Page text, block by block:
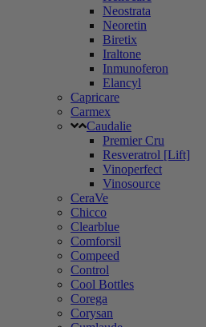
Neostrata
Neoretin
Biretix
Iraltone
Inmunoferon
Elancyl
Capricare
Carmex
Caudalie
Premier Cru
Resveratrol [Lift]
Vinoperfect
Vinosource
CeraVe
Chicco
Clearblue
Comforsil
Compeed
Control
Cool Bottles
Corega
Corysan